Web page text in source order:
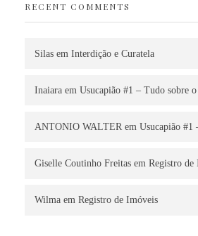
RECENT COMMENTS
Silas em Interdição e Curatela
Inaiara em Usucapião #1 – Tudo sobre
ANTONIO WALTER em Usucapião
Giselle Coutinho Freitas em Registro de
Wilma em Registro de Imóveis